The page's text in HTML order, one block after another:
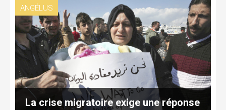
ANGÉLUS
La crise migratoire exige une réponse